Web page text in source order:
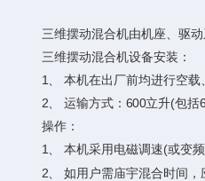
三维摆动混合机由机座、驱动
三维摆动混合机设备安装：
1、 本机在出厂前均进行空载
2、 运输方式：600立升(包括
操作：
1、 本机采用电磁调速(或变频
2、 如用户需庙宇混合时间，应